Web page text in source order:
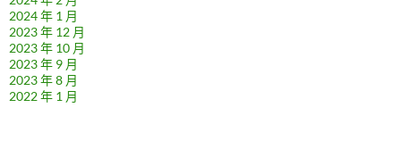
2024 年 1 月
2023 年 12 月
2023 年 10 月
2023 年 9 月
2023 年 8 月
2022 年 1 月